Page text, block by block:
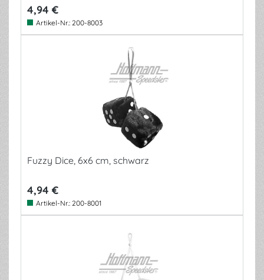
4,94 €
Artikel-Nr.: 200-8003
Fuzzy Dice, 6x6 cm, schwarz
4,94 €
Artikel-Nr.: 200-8001